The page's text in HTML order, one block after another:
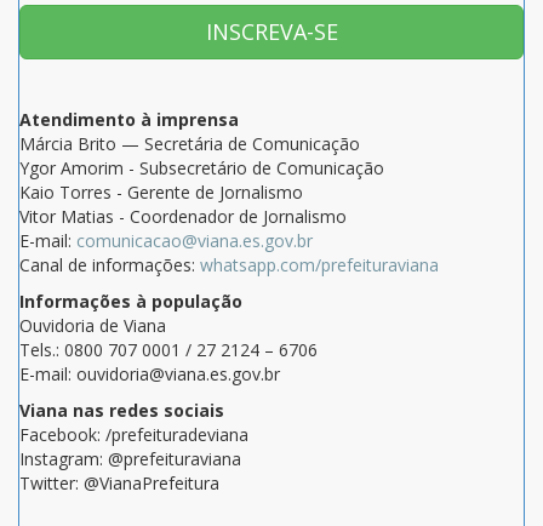
INSCREVA-SE
Atendimento à imprensa
Márcia Brito — Secretária de Comunicação
Ygor Amorim - Subsecretário de Comunicação
Kaio Torres - Gerente de Jornalismo
Vitor Matias - Coordenador de Jornalismo
E-mail: comunicacao@viana.es.gov.br
Canal de informações: whatsapp.com/prefeituraviana
Informações à população
Ouvidoria de Viana
Tels.: 0800 707 0001 / 27 2124 – 6706
E-mail: ouvidoria@viana.es.gov.br
Viana nas redes sociais
Facebook: /prefeituradeviana
Instagram: @prefeituraviana
Twitter: @VianaPrefeitura